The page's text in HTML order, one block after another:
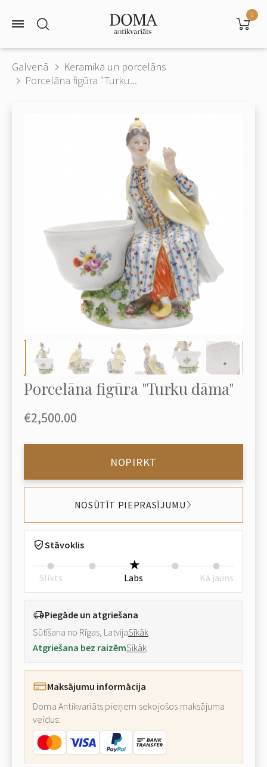
0
Galvenā
Keramika un porcelāns
Porcelāna figūra "Turku...
Porcelāna figūra "Turku dāma"
€2,500.00
NOPIRKT
NOSŪTĪT PIEPRASĪJUMU
Stāvoklis
Slikts Labs Kā jauns
Piegāde un atgriešana
Sūtīšana no Rīgas, LatvijaSīkāk
Atgriešana bez raizēmSīkāk
Maksājumu informācija
Doma Antikvariāts pieņem sekojošos maksājuma
veidus: